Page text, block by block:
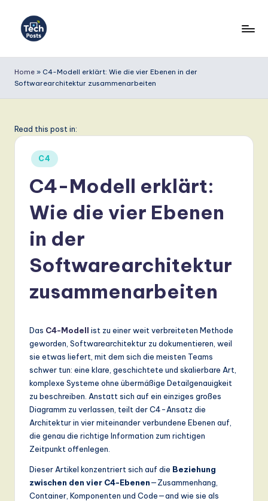
e
c
P
G
m
L
T
Home » C4-Modell erklärt: Wie die vier Ebenen in der
Softwarearchitektur zusammenarbeiten
Read this post in:
Posted
in
C4
C4-Modell erklärt:
Wie die vier Ebenen
in der
Softwarearchitektur
zusammenarbeiten
Das C4-Modell ist zu einer weit verbreiteten Methode
geworden, Softwarearchitektur zu dokumentieren, weil
sie etwas liefert, mit dem sich die meisten Teams
schwer tun: eine klare, geschichtete und skalierbare Art,
komplexe Systeme ohne übermäßige Detailgenauigkeit
zu beschreiben. Anstatt sich auf ein einziges großes
Diagramm zu verlassen, teilt der C4-Ansatz die
Architektur in vier miteinander verbundene Ebenen auf,
die genau die richtige Information zum richtigen
Zeitpunkt offenlegen.
Dieser Artikel konzentriert sich auf die Beziehung
zwischen den vier C4-Ebenen—Zusammenhang,
Container, Komponenten und Code—and wie sie als